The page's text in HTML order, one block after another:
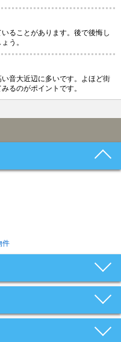
ることがあります。後で後悔し
う。
音大近辺に多いです。よほど街
るのがポイントです。
件